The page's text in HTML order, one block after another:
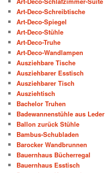
Art-Deco-Schreibtische
Art-Deco-Spiegel
Art-Deco-Stühle
Art-Deco-Truhe
Art-Deco-Wandlampen
Ausziehbare Tische
Ausziehbarer Esstisch
Ausziehbarer Tisch
Ausziehtisch
Bachelor Truhen
Badewannenstühle aus Leder
Ballon zurück Stühle
Bambus-Schubladen
Barocker Wandbrunnen
Bauernhaus Bücherregal
Bauernhaus Esstisch